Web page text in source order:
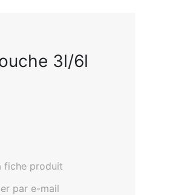
3l/6l
fiche produit
par e-mail